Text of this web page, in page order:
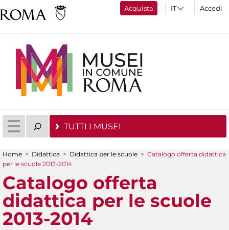
Acquista Accedi
TUTTI I MUSEI
Tu sei qui
Home > Didattica > Didattica per le scuole > Catalogo offerta didattica
per le scuole 2013-2014
Catalogo offerta
didattica per le scuole
2013-2014